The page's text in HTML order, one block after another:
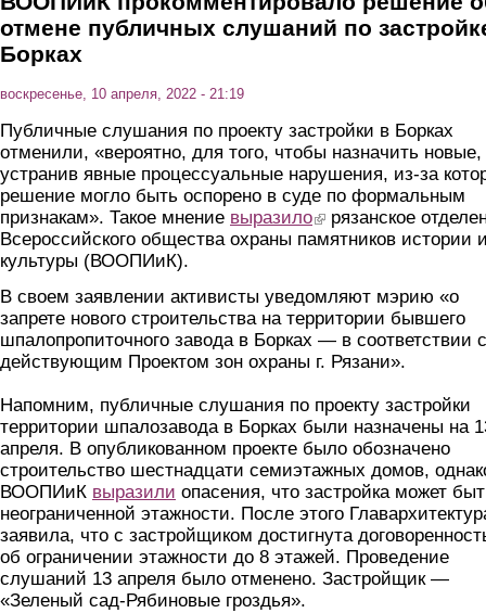
отмене публичных слушаний по
Борках
воскресенье, 10 апреля, 2022 - 21:19
Публичные слушания по проекту застройки в Борках
отменили, «вероятно, для того, чтобы назначить новые,
устранив явные процессуальные нарушения, из-за
решение могло быть оспорено в суде по формальным
признакам». Такое мнение выразило(link is external)
рязанское
Всероссийского общества охраны памятников истории
культуры (ВООПИиК).
В своем заявлении активисты уведомляют мэрию «о
запрете нового строительства на территории бывшего
шпалопропиточного завода в Борках — в соответствии с
действующим Проектом зон охраны г. Рязани».
Напомним, публичные слушания по проекту застройки
территории шпалозавода в Борках были назначены на
апреля. В опубликованном проекте было обозначено
строительство шестнадцати семиэтажных домов,
ВООПИиК выразили опасения, что застройка может
неограниченной этажности. После этого
заявила, что с застройщиком достигнута
об ограничении этажности до 8 этажей. Проведение
слушаний 13 апреля было отменено. Застройщик —
«Зеленый сад-Рябиновые гроздья».